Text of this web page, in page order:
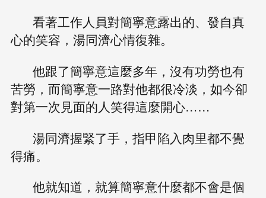
看著工作人員對簡寧意露出的、發自真
心的笑容，湯同濟心情復雜。
他跟了簡寧意這麼多年，沒有功勞也有
苦勞，而簡寧意一路對他都很冷淡，如今卻
對第一次見面的人笑得這麼開心……
湯同濟握緊了手，指甲陷入肉里都不覺
得痛。
他就知道，就算簡寧意什麼都不會是個